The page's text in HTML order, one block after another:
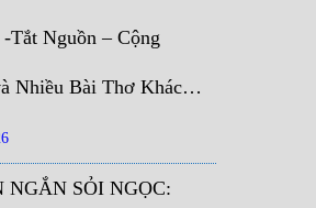
Tắt Nguồn – Cộng
Nhiều Bài Thơ Khác…
NGẮN SỎI NGỌC: